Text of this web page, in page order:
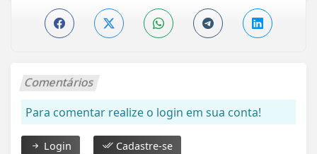
Comentários
Para comentar realize o login em sua conta!
Login Cadastre-se